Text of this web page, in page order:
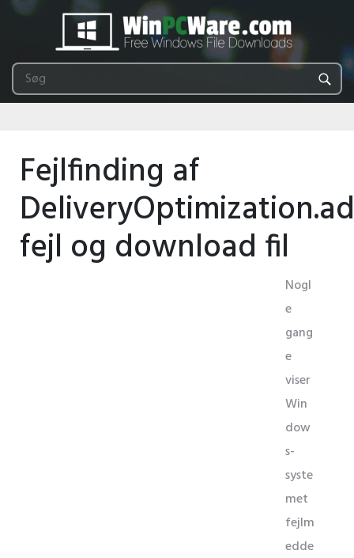
Fejlfinding af
fejl og download fil
Nogl
e
gang
e
viser
Win
dow
s-
syste
met
fejlm
edde